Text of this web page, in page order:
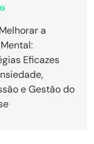
a
Eficazes
e Gestão do